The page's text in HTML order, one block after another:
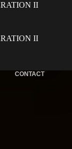
II
II
CONTACT